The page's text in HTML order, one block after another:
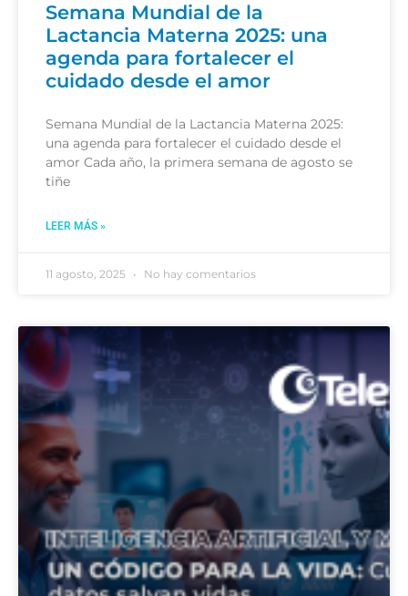
Semana Mundial de la
Lactancia Materna 2025: una
agenda para fortalecer el
cuidado desde el amor
Semana Mundial de la Lactancia Materna 2025:
una agenda para fortalecer el cuidado desde el
amor Cada año, la primera semana de agosto se
tiñe
LEER MÁS »
11 agosto, 2025 No hay comentarios